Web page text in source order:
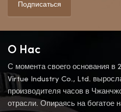
Подписаться
О Нас
С момента своего основания в
Virtue Industry Co., Ltd.
производителя часов в
отрасли. Опираясь на богатое